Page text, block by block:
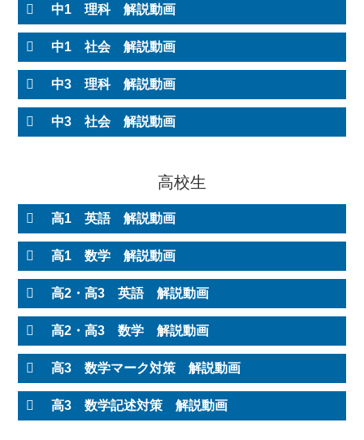
中1 理科 解説動画
中1 社会 解説動画
中3 理科 解説動画
中3 社会 解説動画
高校生
高1 英語 解説動画
高1 数学 解説動画
高2・高3 英語 解説動画
高2・高3 数学 解説動画
高3 数学マーク対策 解説動画
高3 数学記述対策 解説動画